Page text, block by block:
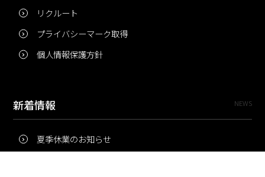
リクルート
プライバシーマーク取得
個人情報保護方針
新着情報 NEWS
夏季休業のお知らせ